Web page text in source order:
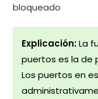
bloqueado
Explicación:La
puertos es la de
Los puertos en